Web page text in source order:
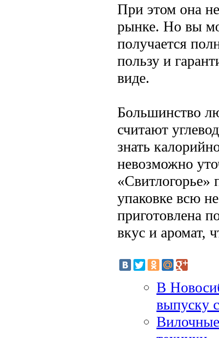
При этом она не
рынке. Но вы
получается
пользу и
виде.
Большинство
считают
знать
невозможно
«Свитлогорье»
упаковке всю
приготовлена
вкус и аромат,
В
выпуску